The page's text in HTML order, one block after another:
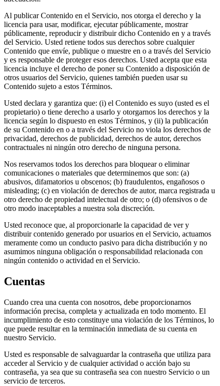
Al publicar Contenido en el Servicio, nos otorga el derecho y la
licencia para usar, modificar, ejecutar públicamente, mostrar
públicamente, reproducir y distribuir dicho Contenido en y a través
del Servicio. Usted retiene todos sus derechos sobre cualquier
Contenido que envíe, publique o muestre en o a través del Servicio
y es responsable de proteger esos derechos. Usted acepta que esta
licencia incluye el derecho de poner su Contenido a disposición de
otros usuarios del Servicio, quienes también pueden usar su
Contenido sujeto a estos Términos.
Usted declara y garantiza que: (i) el Contenido es suyo (usted es el
propietario) o tiene derecho a usarlo y otorgarnos los derechos y la
licencia según lo dispuesto en estos Términos, y (ii) la publicación
de su Contenido en o a través del Servicio no viola los derechos de
privacidad, derechos de publicidad, derechos de autor, derechos
contractuales ni ningún otro derecho de ninguna persona.
Nos reservamos todos los derechos para bloquear o eliminar
comunicaciones o materiales que determinemos que son: (a)
abusivos, difamatorios u obscenos; (b) fraudulentos, engañosos o
misleading; (c) en violación de derechos de autor, marca registrada u
otro derecho de propiedad intelectual de otro; o (d) ofensivos o de
otro modo inaceptables a nuestra sola discreción.
Usted reconoce que, al proporcionarle la capacidad de ver y
distribuir contenido generado por usuarios en el Servicio, actuamos
meramente como un conducto pasivo para dicha distribución y no
asumimos ninguna obligación o responsabilidad relacionada con
ningún contenido o actividad en el Servicio.
Cuentas
Cuando crea una cuenta con nosotros, debe proporcionarnos
información precisa, completa y actualizada en todo momento. El
incumplimiento de esto constituye una violación de los Términos, lo
que puede resultar en la terminación inmediata de su cuenta en
nuestro Servicio.
Usted es responsable de salvaguardar la contraseña que utiliza para
acceder al Servicio y de cualquier actividad o acción bajo su
contraseña, ya sea que su contraseña sea con nuestro Servicio o un
servicio de terceros.